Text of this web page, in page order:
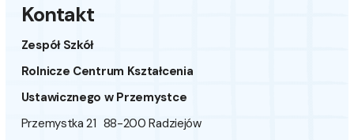
Kontakt
Zespół Szkół
Rolnicze Centrum Kształcenia
Ustawicznego w Przemystce
Przemystka 21 88-200 Radziejów